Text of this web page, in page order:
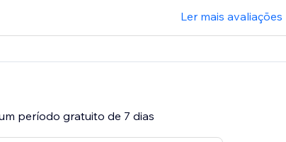
Ler mais avaliações
período gratuito de 7 dias